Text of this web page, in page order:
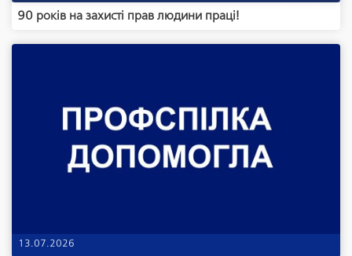
90 років на захисті прав людини праці!
13.07.2026